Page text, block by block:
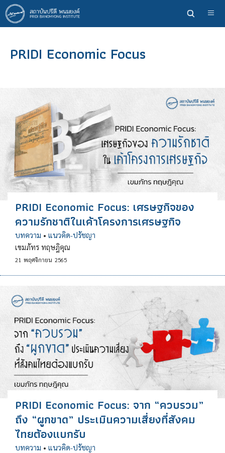
ข้าม
ไป
ยัง
หลักPRIDI Economic Focus
PRIDI Economic Focus: เศรษฐกิจของ
ความรักชาติในเค้าโครงการเศรษฐกิจ
บทความ • แนวคิด-ปรัชญา
เขมภัทร ทฤษฎิคุณ
21 พฤศจิกายน 2565
PRIDI Economic Focus: จาก “ควบรวม”
ถึง “ผูกขาด” ประเมินความเสี่ยงที่สังคม
ไทยต้องแบกรับ
บทความ • แนวคิด-ปรัชญา